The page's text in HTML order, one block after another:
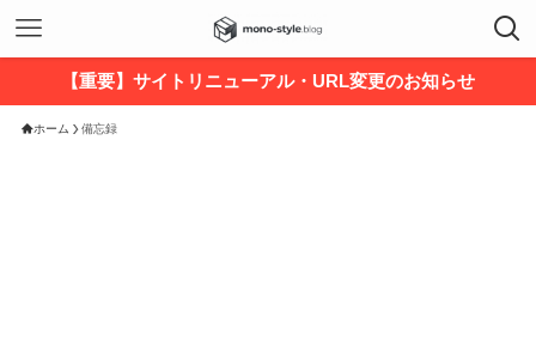
【重要】サイトリニューアル・URL変更のお知らせ
ホーム 備忘録